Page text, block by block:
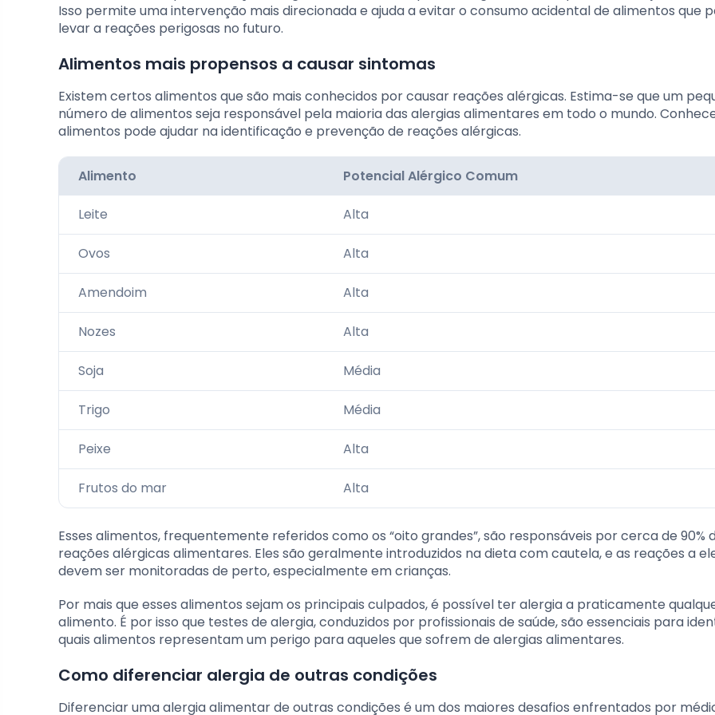
Isso permite uma intervenção mais direcionada e ajuda a evitar o consumo acidental de alimentos que
levar a reações perigosas no futuro.
Alimentos mais propensos a causar sintomas
Existem certos alimentos que são mais conhecidos por causar reações alérgicas. Estima-se que um
número de alimentos seja responsável pela maioria das alergias alimentares em todo o mundo.
alimentos pode ajudar na identificação e prevenção de reações alérgicas.
Alimento Potencial Alérgico Comum
Leite Alta
Ovos Alta
Amendoim Alta
Nozes Alta
Soja Média
Trigo Média
Peixe Alta
Frutos do mar Alta
Esses alimentos, frequentemente referidos como os “oito grandes”, são responsáveis por cerca de 90%
reações alérgicas alimentares. Eles são geralmente introduzidos na dieta com cautela, e as reações a
devem ser monitoradas de perto, especialmente em crianças.
Por mais que esses alimentos sejam os principais culpados, é possível ter alergia a praticamente
alimento. É por isso que testes de alergia, conduzidos por profissionais de saúde, são essenciais para
quais alimentos representam um perigo para aqueles que sofrem de alergias alimentares.
Como diferenciar alergia de outras condições
Diferenciar uma alergia alimentar de outras condições é um dos maiores desafios enfrentados por